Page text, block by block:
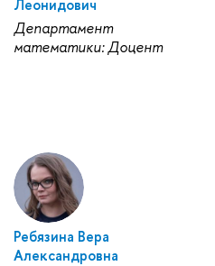
Леонидович
Департамент
математики: Доцент
Ребязина Вера
Александровна